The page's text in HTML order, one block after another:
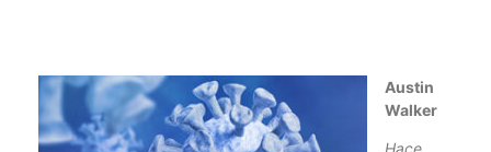
Austin
Walker
Hace